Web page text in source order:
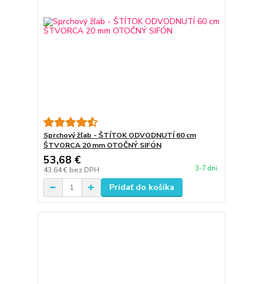
Sprchový žľab - ŠTÍTOK ODVODNUTÍ 60 cm
ŠTVORCA 20 mm OTOČNÝ SIFÓN
53,68 €
43,64 € bez DPH 3-7 dni
Pridať do košíka